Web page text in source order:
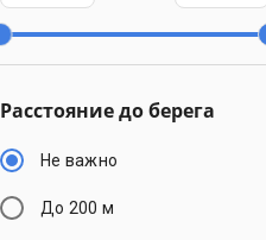
Расстояние до берега
Не важно
До 200 м